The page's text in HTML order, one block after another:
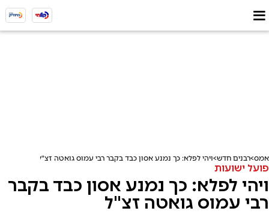
אמס רבנים חדש ויהי לפלא: כך נמנע אסון כבד בקבר רבי עמוס גואטה זצ"ל
פועל ישועות
ויהי לפלא: כך נמנע אסון כבד בקבר
רבי עמוס גואטה זצ"ל